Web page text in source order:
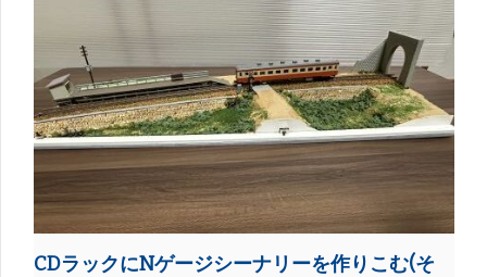
CDラックにNゲージシーナリーを作りこむ(そ